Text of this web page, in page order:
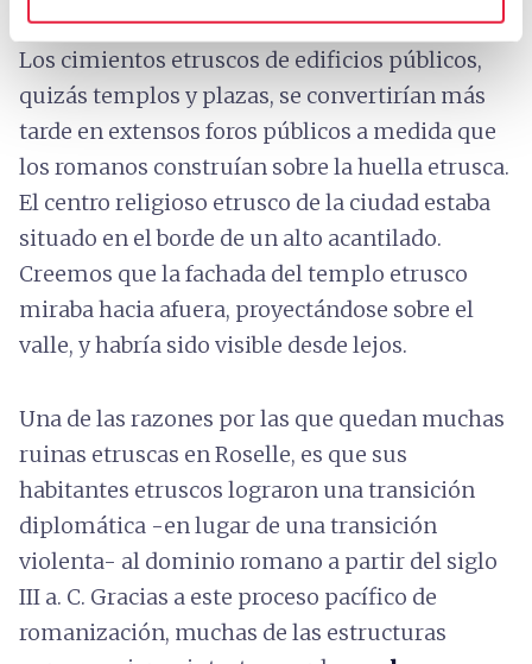
Los cimientos etruscos de edificios públicos,
quizás templos y plazas, se convertirían más
tarde en extensos foros públicos a medida que
los romanos construían sobre la huella etrusca.
El centro religioso etrusco de la ciudad estaba
situado en el borde de un alto acantilado.
Creemos que la fachada del templo etrusco
miraba hacia afuera, proyectándose sobre el
valle, y habría sido visible desde lejos.
Una de las razones por las que quedan muchas
ruinas etruscas en Roselle, es que sus
habitantes etruscos lograron una transición
diplomática -en lugar de una transición
violenta- al dominio romano a partir del siglo
III a. C. Gracias a este proceso pacífico de
romanización, muchas de las estructuras